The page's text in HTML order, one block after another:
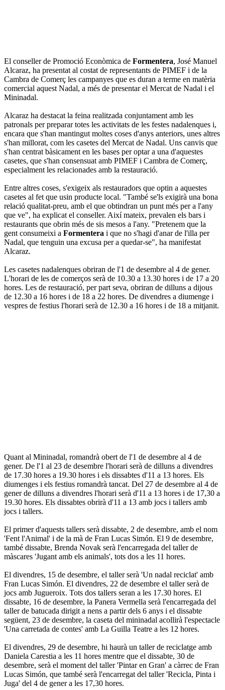
El conseller de Promoció Econòmica de Formentera, José Manuel
Alcaraz, ha presentat al costat de representants de PIMEF i de la
Cambra de Comerç les campanyes que es duran a terme en matèria
comercial aquest Nadal, a més de presentar el Mercat de Nadal i el
Mininadal.
Alcaraz ha destacat la feina realitzada conjuntament amb les
patronals per preparar totes les activitats de les festes nadalenques i,
encara que s'han mantingut moltes coses d'anys anteriors, unes altres
s'han millorat, com les casetes del Mercat de Nadal. Uns canvis que
s'han centrat bàsicament en les bases per optar a una d'aquestes
casetes, que s'han consensuat amb PIMEF i Cambra de Comerç,
especialment les relacionades amb la restauració.
Entre altres coses, s'exigeix als restauradors que optin a aquestes
casetes al fet que usin producte local. "També se'ls exigirà una bona
relació qualitat-preu, amb el que obtindran un punt més per a l'any
que ve", ha explicat el conseller. Així mateix, prevalen els bars i
restaurants que obrin més de sis mesos a l'any. "Pretenem que la
gent consumeixi a Formentera i que no s'hagi d'anar de l'illa per
Nadal, que tenguin una excusa per a quedar-se", ha manifestat
Alcaraz.
Les casetes nadalenques obriran de l'1 de desembre al 4 de gener.
L'horari de les de comerços serà de 10.30 a 13.30 hores i de 17 a 20
hores. Les de restauració, per part seva, obriran de dilluns a dijous
de 12.30 a 16 hores i de 18 a 22 hores. De divendres a diumenge i
vespres de festius l'horari serà de 12.30 a 16 hores i de 18 a mitjanit.
Quant al Mininadal, romandrà obert de l'1 de desembre al 4 de
gener. De l'1 al 23 de desembre l'horari serà de dilluns a divendres
de 17.30 hores a 19.30 hores i els dissabtes d'11 a 13 hores. Els
diumenges i els festius romandrà tancat. Del 27 de desembre al 4 de
gener de dilluns a divendres l'horari serà d'11 a 13 hores i de 17,30 a
19.30 hores. Els dissabtes obrirà d'11 a 13 amb jocs i tallers amb
jocs i tallers.
El primer d'aquests tallers serà dissabte, 2 de desembre, amb el nom
'Fent l'Animal' i de la mà de Fran Lucas Simón. El 9 de desembre,
també dissabte, Brenda Novak serà l'encarregada del taller de
màscares 'Jugant amb els animals', tots dos a les 11 hores.
El divendres, 15 de desembre, el taller serà 'Un nadal reciclat' amb
Fran Lucas Simón. El divendres, 22 de desembre el taller serà de
jocs amb Jugueroix. Tots dos tallers seran a les 17.30 hores. El
dissabte, 16 de desembre, la Panera Vermella serà l'encarregada del
taller de batucada dirigit a nens a partir dels 6 anys i el dissabte
següent, 23 de desembre, la caseta del mininadal acollirà l'espectacle
'Una carretada de contes' amb La Guilla Teatre a les 12 hores.
El divendres, 29 de desembre, hi haurà un taller de reciclatge amb
Daniela Carestia a les 11 hores mentre que el dissabte, 30 de
desembre, serà el moment del taller 'Pintar en Gran' a càrrec de Fran
Lucas Simón, que també serà l'encarregat del taller 'Recicla, Pinta i
Juga' del 4 de gener a les 17,30 hores.